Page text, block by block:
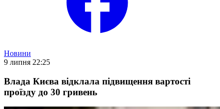
Новини
9 липня 22:25
Влада Києва відклала підвищення вартості
проїзду до 30 гривень